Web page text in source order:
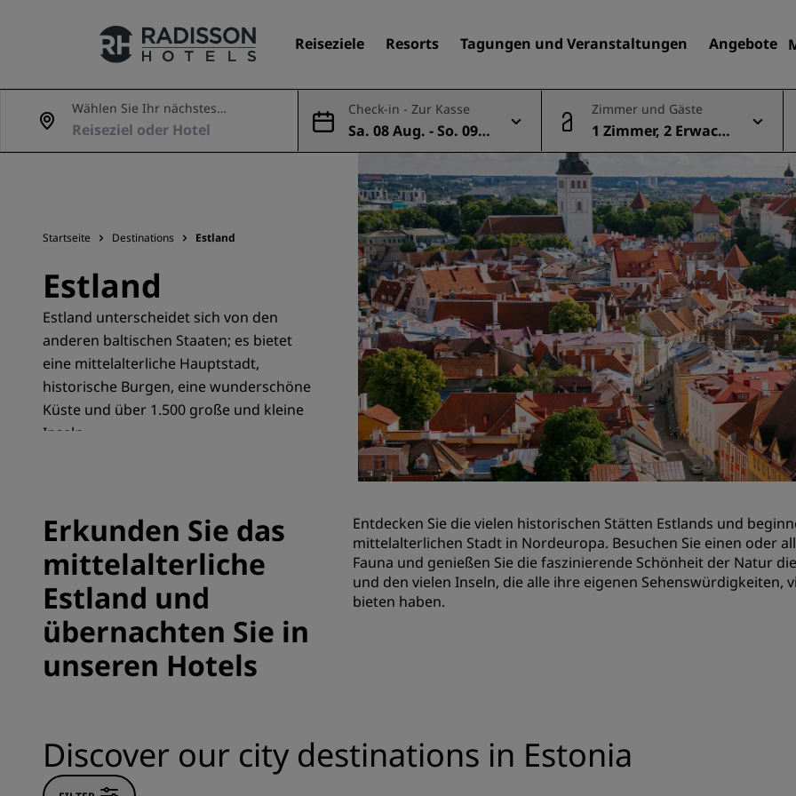
Reiseziele Resorts Tagungen und Veranstaltungen Angebote
Unsere Marken
Finden Sie Ihr Hotel
Reiseziele
Resorts
Serviced Apartments
Flughafenhotels
Neue und geplante Hotels
Tagungen und
Veranstaltungen
Entdecken Sie Radisson
Einen Meetingraum buchen
Fordern Sie ein Angebot an
Veranstaltungsorte
Flüge suchen
Flüge suchen
Radisson Hotels App
Wählen Sie Ihr nächstes
Abenteuer
Check-in - Zur Kasse
Sa. 08 Aug. - So. 09 A
ug.
Zimmer und Gäste
1 Zimmer, 2 Erwach
sene
Startseite Destinations Estland
Estland
Estland unterscheidet sich von den
anderen baltischen Staaten; es bietet
eine mittelalterliche Hauptstadt,
historische Burgen, eine wunderschöne
Küste und über 1.500 große und kleine
Inseln.
Erkunden Sie das
mittelalterliche
Estland und
übernachten Sie in
unseren Hotels
Entdecken Sie die vielen historischen Stätten Estlands und
mittelalterlichen Stadt in Nordeuropa. Besuchen Sie einen oder
Fauna und genießen Sie die faszinierende Schönheit der Natur
und den vielen Inseln, die alle ihre eigenen
bieten haben.
Discover our city destinations in Estonia